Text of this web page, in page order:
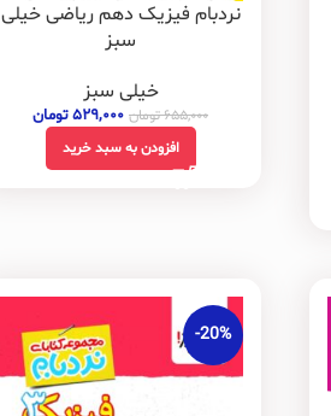
نردبام فیزیک دهم ریاضی خیلی
سبز
خیلی سبز
۶۵۵,۰۰۰تومان ۵۲۹,۰۰۰ تومان
افزودن به سبد خرید
-20%